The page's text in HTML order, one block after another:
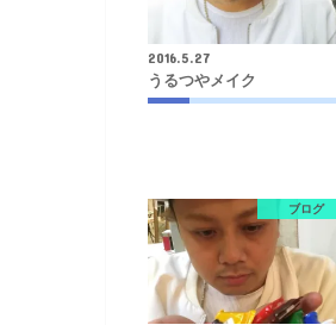
2016.5.27
うるつやメイク
ブログ